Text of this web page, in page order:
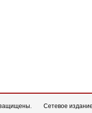
защищены.
Сетевое